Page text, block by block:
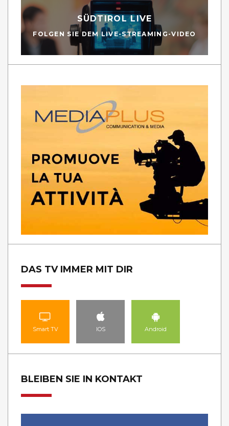
SÜDTIROL LIVE
FOLGEN SIE DEM LIVE-STREAMING-VIDEO
DAS TV IMMER MIT DIR
Smart TV IOS Android
BLEIBEN SIE IN KONTAKT